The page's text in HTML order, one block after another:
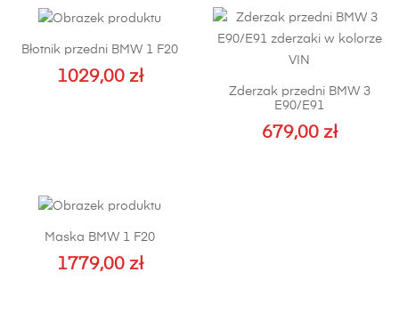
wiele
można
Błotnik przedni BMW 1 F20
1029,00 zł
Opcje
na
Zderzak przedni BMW 3
E90/E91
679,00 zł
Maska BMW 1 F20
1779,00 zł